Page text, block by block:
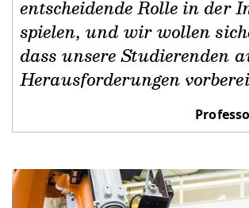
entscheidende Rolle in der
spielen, und wir wollen
dass unsere Studierenden
Herausforderungen